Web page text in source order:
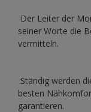
Der Leiter der
seiner Worte die
vermitteln.
Ständig werden
besten
garantieren.